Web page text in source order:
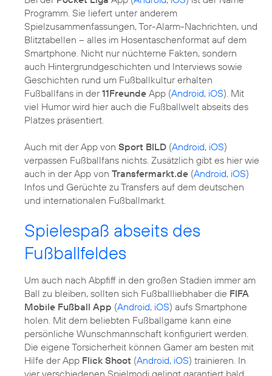
Programm. Sie liefert unter anderem
Spielzusammenfassungen, Tor-Alarm-Nachrichten, und
Blitztabellen – alles im Hosentaschenformat auf dem
Smartphone. Nicht nur nüchterne Fakten, sondern
auch Hintergrundgeschichten und Interviews sowie
Geschichten rund um Fußballkultur erhalten
Fußballfans in der11Freunde App (Android, iOS). Mit
viel Humor wird hier auch die Fußballwelt abseits des
Platzes präsentiert.
Auch mit der App von Sport BILD (Android, iOS)
verpassen Fußballfans nichts. Zusätzlich gibt es hier wie
auch in der App von Transfermarkt.de (Android, iOS)
Infos und Gerüchte zu Transfers auf dem deutschen
und internationalen Fußballmarkt.
Spielespaß abseits des
Fußballfeldes
Um auch nach Abpfiff in den großen Stadien immer am
Ball zu bleiben, sollten sich Fußballliebhaber die FIFA
Mobile Fußball App (Android, iOS) aufs Smartphone
holen. Mit dem beliebten Fußballgame kann eine
persönliche Wunschmannschaft konfiguriert werden.
Die eigene Torsicherheit können Gamer am besten mit
Hilfe der App Flick Shoot (Android, iOS) trainieren. In